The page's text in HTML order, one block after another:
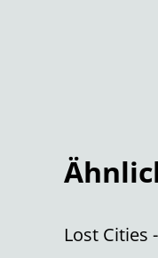
Lost Cities